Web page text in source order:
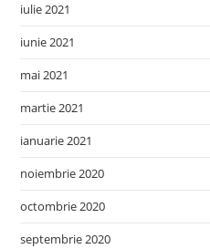
iulie 2021
iunie 2021
mai 2021
martie 2021
ianuarie 2021
noiembrie 2020
octombrie 2020
septembrie 2020